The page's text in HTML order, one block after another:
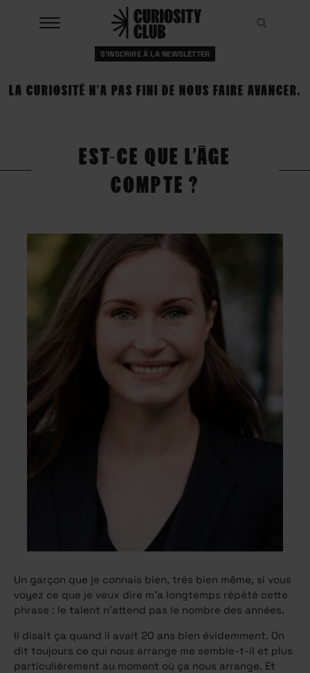
RESSOURCES
À PROPOS
S'INSCRIRE À LA NEWSLETTER
LA CURIOSITÉ N'A PAS FINI DE NOUS FAIRE AVANCER.
EST-CE QUE L’ÂGE
COMPTE ?
Un garçon que je connais bien, très bien même, si vous
voyez ce que je veux dire m’a longtemps répété cette
phrase : le talent n’attend pas le nombre des années.
Il disait ça quand il avait 20 ans bien évidemment. On
dit toujours ce qui nous arrange me semble-t-il et plus
particulièrement au moment où ça nous arrange. Et